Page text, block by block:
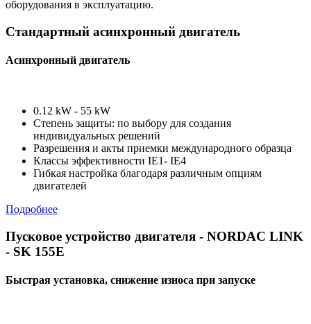
оборудования в эксплуатацию.
Стандартный асинхронный двигатель
Асинхронный двигатель
0.12 kW - 55 kW
Степень защиты: по выбору для создания
индивидуальных решений
Разрешения и акты приемки международного образца
Классы эффективности IE1- IE4
Гибкая настройка благодаря различным опциям
двигателей
Подробнее
Пусковое устройство двигателя - NORDAC LINK
- SK 155E
Быстрая установка, снижение износа при запуске